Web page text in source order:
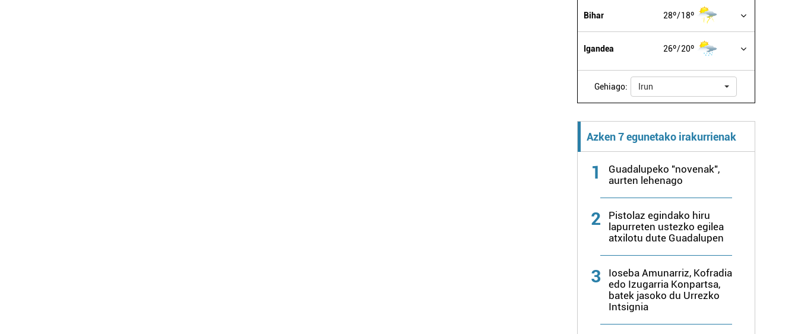
Bihar 28º 18º
Igandea 26º 20º
Gehiago: Irun
Azken 7 egunetako irakurrienak
1
Guadalupeko "novenak",
aurten lehenago
2
Pistolaz egindako hiru
lapurreten ustezko egilea
atxilotu dute Guadalupen
3
Ioseba Amunarriz, Kofradia
edo Izugarria Konpartsa,
batek jasoko du Urrezko
Intsignia